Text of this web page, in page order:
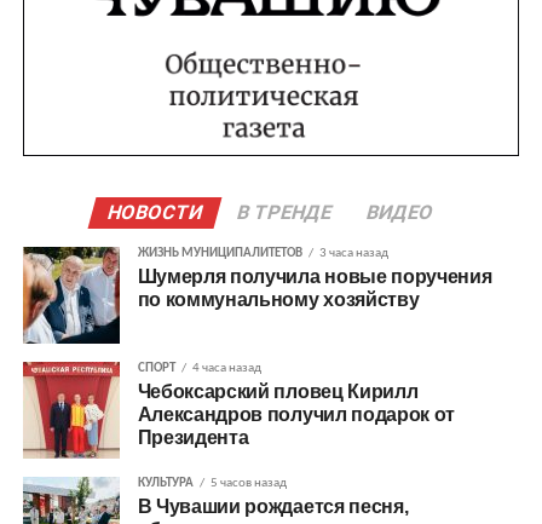
НОВОСТИ В ТРЕНДЕ ВИДЕО
ЖИЗНЬ МУНИЦИПАЛИТЕТОВ 3 часа назад
Шумерля получила новые поручения
по коммунальному хозяйству
СПОРТ 4 часа назад
Чебоксарский пловец Кирилл
Александров получил подарок от
Президента
КУЛЬТУРА 5 часов назад
В Чувашии рождается песня,